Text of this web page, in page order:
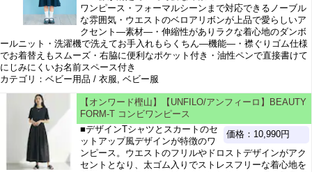
ワンピース・フォーマルシーンまで対応できるノーブル
な雰囲気・ウエストのベロアリボンが上品で愛らしいア
クセント―素材―・伸縮性がありラクな着心地のダンボ
ールニット・洗濯機で洗えてお手入れもらくちん―機能―・襟ぐりゴム仕様
でお着替えもスムーズ・右脇に便利なポケット付き・油性ペンで直接書けて
にじみにくいお名前スペース付き
カテゴリ：ベビー用品 / 衣服, ベビー服
【オンワード樫山】【UNFILO/アンフィーロ】BEAUTY
FORM-T コンビワンピース
価格：10,990円
■デザインTシャツとスカートのセ
ットアップ風デザインが特徴のワ
ンピース。ウエストのフリルやドロストデザインがアク
セントとなり、太ゴム入りでストレスフリーな着心地を